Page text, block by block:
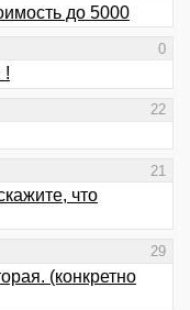
до 5000
0
!
22
21
что
29
(конкретно